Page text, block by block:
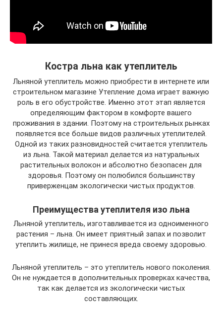
Костра льна как утеплитель
Льняной утеплитель можно приобрести в интернете или
строительном магазине Утепление дома играет важную
роль в его обустройстве. Именно этот этап является
определяющим фактором в комфорте вашего
проживания в здании. Поэтому на строительных рынках
появляется все больше видов различных утеплителей.
Одной из таких разновидностей считается утеплитель
из льна. Такой материал делается из натуральных
растительных волокон и абсолютно безопасен для
здоровья. Поэтому он полюбился большинству
приверженцам экологически чистых продуктов.
Преимущества утеплителя изо льна
Льняной утеплитель, изготавливается из одноименного
растения – льна. Он имеет приятный запах и позволит
утеплить жилище, не принеся вреда своему здоровью.
Льняной утеплитель – это утеплитель нового поколения.
Он не нуждается в дополнительных проверках качества,
так как делается из экологически чистых
составляющих.